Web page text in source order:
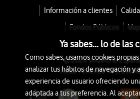
Información a clientes
Fondos Públicos
© 2026 Vodafone
Avda. América 115,
Ya sabes... lo de las
Como sabes, usamos cookies
analizar tus hábitos de navegación y
experiencia de usuario ofreciendo
adaptada a tus preferencia. Al